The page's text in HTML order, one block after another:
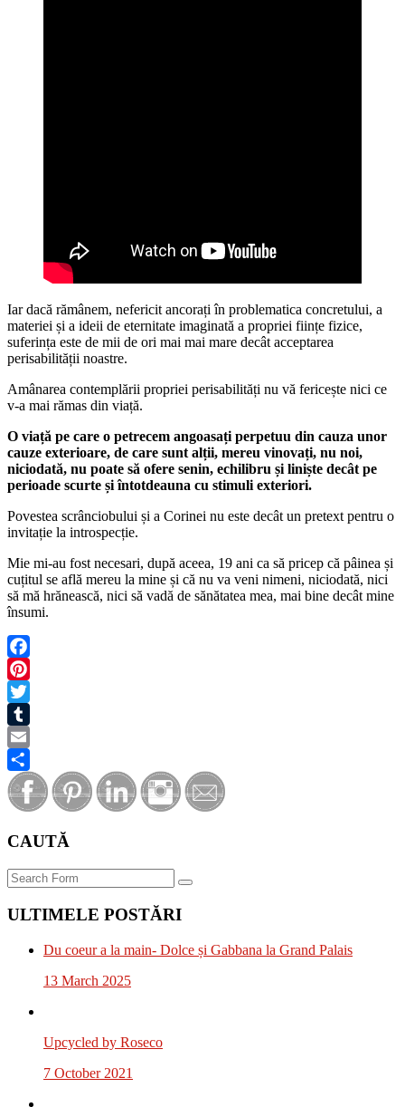
Iar dacă rămânem, nefericit ancorați în problematica concretului, a
materiei și a ideii de eternitate imaginată a propriei ființe fizice,
suferința este de mii de ori mai mai mare decât acceptarea
perisabilității noastre.
Amânarea contemplării propriei perisabilități nu vă fericește nici ce
v-a mai rămas din viață.
O viață pe care o petrecem angoasați perpetuu din cauza unor
cauze exterioare, de care sunt alții, mereu vinovați, nu noi,
niciodată, nu poate să ofere senin, echilibru și liniște decât pe
perioade scurte și întotdeauna cu stimuli exteriori.
Povestea scrânciobului și a Corinei nu este decât un pretext pentru o
invitație la introspecție.
Mie mi-au fost necesari, după aceea, 19 ani ca să pricep că pâinea și
cuțitul se află mereu la mine și că nu va veni nimeni, niciodată, nici
să mă hrănească, nici să vadă de sănătatea mea, mai bine decât mine
însumi.
Facebook
Pinterest
Twitter
Tumblr
Email
Share
CAUTĂ
Search
ULTIMELE POSTĂRI
Du coeur a la main- Dolce și Gabbana la Grand Palais
13 March 2025
Upcycled by Roseco
7 October 2021